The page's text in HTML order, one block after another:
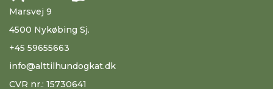
Marsvej 9
4500 Nykøbing Sj.
+45 59655663
info@alttilhundogkat.dk
CVR nr.: 15730641